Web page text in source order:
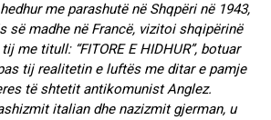
me parashutë në Shqpëri në 1943,
së madhe në Francë, vizitoi shqipërinë
me titull: “FITORE E HIDHUR”, botuar
tij realitetin e luftës me ditar e pamje
të shtetit antikomunist Anglez.
italian dhe nazizmit gjerman, u